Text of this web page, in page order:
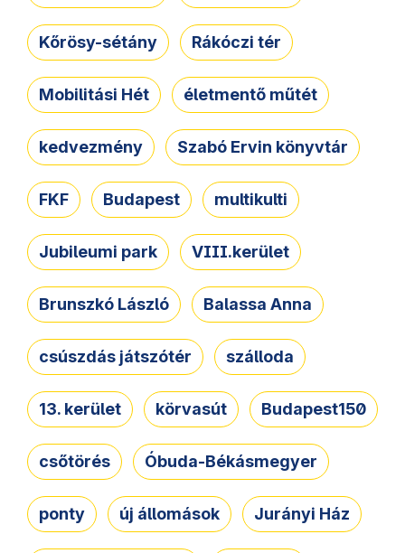
Kőrösy-sétány Rákóczi tér
Mobilitási Hét életmentő műtét
kedvezmény Szabó Ervin könyvtár
FKF Budapest multikulti
Jubileumi park VIII.kerület
Brunszkó László Balassa Anna
csúszdás játszótér szálloda
13. kerület körvasút Budapest150
csőtörés Óbuda-Békásmegyer
ponty új állomások Jurányi Ház